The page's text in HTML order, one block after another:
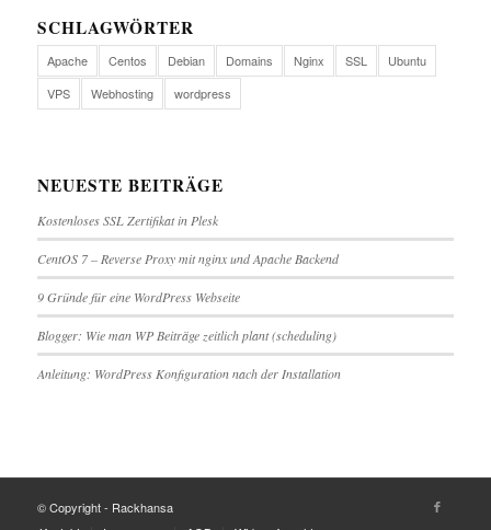
SCHLAGWÖRTER
Apache Centos Debian Domains Nginx SSL
Ubuntu
VPS
Webhosting wordpress
NEUESTE BEITRÄGE
Kostenloses SSL Zertifikat in Plesk
CentOS 7 – Reverse Proxy mit nginx und Apache Backend
9 Gründe für eine WordPress Webseite
Blogger: Wie man WP Beiträge zeitlich plant (scheduling)
Anleitung: WordPress Konfiguration nach der Installation
© Copyright - Rackhansa